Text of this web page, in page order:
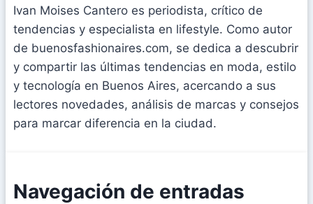
Ivan Moises Cantero es periodista, crítico de
tendencias y especialista en lifestyle. Como autor
de buenosfashionaires.com, se dedica a descubrir
y compartir las últimas tendencias en moda, estilo
y tecnología en Buenos Aires, acercando a sus
lectores novedades, análisis de marcas y consejos
para marcar diferencia en la ciudad.
Navegación de entradas